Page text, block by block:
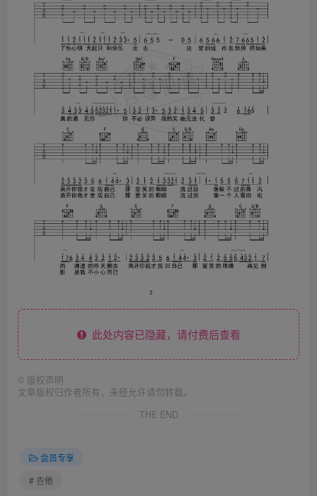
此处内容已隐藏，请付费后查看
© 版权声明
文章版权归作者所有，未经允许请勿转载。
THE END
会员专享
# 吉他